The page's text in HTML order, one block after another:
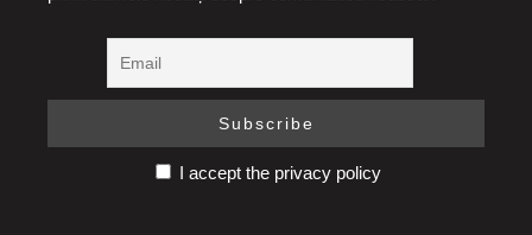
I accept the privacy policy